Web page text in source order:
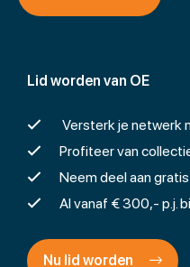
Lid worden van OE
Versterk je netwerk
Profiteer van
Neem deel aan
Al vanaf € 300,- p.j.
Nu lid worden